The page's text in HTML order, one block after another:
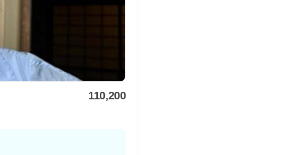
110,200